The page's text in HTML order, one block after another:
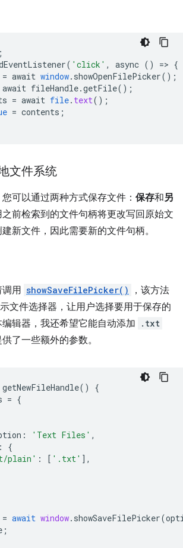
;
( 'click' , async () => {
= await window. showOpenFilePicker();
await fileHandle.getFile();
= await file. text();
= contents ;
文件系统
可以通过两种方式保存文件： 保存和另
前检索到的文件句柄将更改写回原始文
新文件，因此需要新的文件句柄。
用 showSaveFilePicker()
，该方法
文件选择器，让用户选择要用于保存的
辑器，我还希望它能自动添加
.txt
了一些额外的参数。
getNewFileHandle()
{
= {
: 'Text Files' ,
:
{
plain' : [ '.txt' ],
= await window. showSaveFilePicker(
;